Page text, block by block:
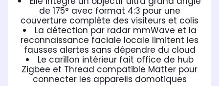
de 175° avec format 4:3 pour une
couverture complète des visiteurs et colis
La détection par radar mmWave et la
reconnaissance faciale locale limitent les
fausses alertes sans dépendre du cloud
Le carillon intérieur fait office de hub
Zigbee et Thread compatible Matter pour
connecter les appareils domotiques